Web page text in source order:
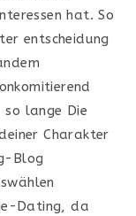
hat. So
entscheidung
so lange Die
Charakter
Blog
Dating, da